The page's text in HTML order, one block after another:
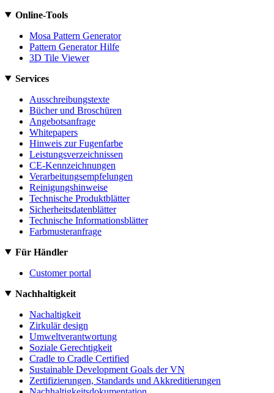
Online-Tools
Mosa Pattern Generator
Pattern Generator Hilfe
3D Tile Viewer
Services
Ausschreibungstexte
Bücher und Broschüren
Angebotsanfrage
Whitepapers
Hinweis zur Fugenfarbe
Leistungsverzeichnissen
CE-Kennzeichnungen
Verarbeitungsempfelungen
Reinigungshinweise
Technische Produktblätter
Sicherheitsdatenblätter
Technische Informationsblätter
Farbmusteranfrage
Für Händler
Customer portal
Nachhaltigkeit
Nachaltigkeit
Zirkulär design
Umweltverantwortung
Soziale Gerechtigkeit
Cradle to Cradle Certified
Sustainable Development Goals der VN
Zertifizierungen, Standards und Akkreditierungen